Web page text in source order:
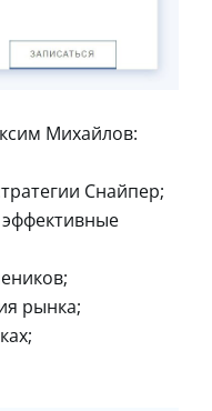
Михайлов:
Снайпер;
рынка;